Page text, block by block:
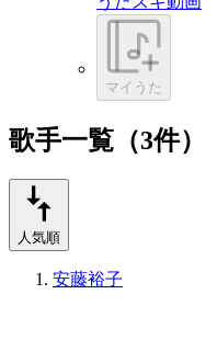
マイうた
歌手一覧（3件）
人気順
安藤裕子